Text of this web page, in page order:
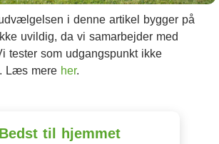
i denne artikel bygger på
uvildig, da vi samarbejder med
tester som udgangspunkt ikke
Læs mere her.
Bedst til hjemmet